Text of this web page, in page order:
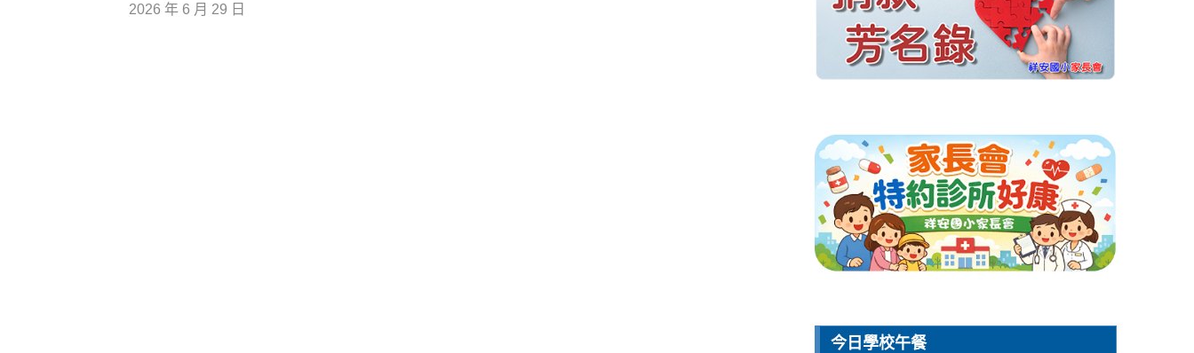
2026 年 6 月 29 日
今日學校午餐